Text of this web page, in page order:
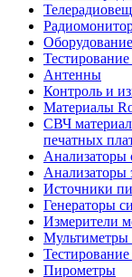
Антенны
Контроль и
Материалы
СВЧ
печатных
Анализаторы
Анализаторы
Источники
Генераторы
Измерители
Мультиметры
Пирометры